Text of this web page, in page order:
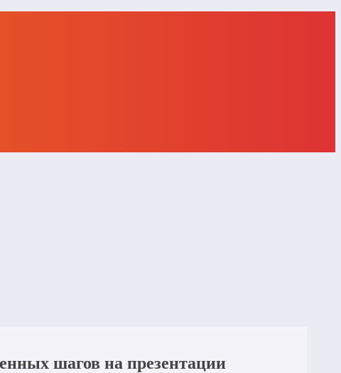
шагов на презентации